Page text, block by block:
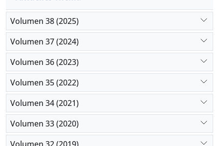
Volumen 38 (2025)
Volumen 37 (2024)
Volumen 36 (2023)
Volumen 35 (2022)
Volumen 34 (2021)
Volumen 33 (2020)
Volumen 32 (2019)